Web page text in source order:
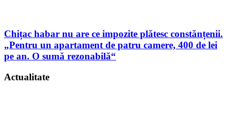
Chițac habar nu are ce impozite plătesc constănțenii.
„Pentru un apartament de patru camere, 400 de lei
pe an. O sumă rezonabilă“
Actualitate